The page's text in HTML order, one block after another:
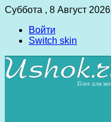
Суббота , 8 Август 2026
Войти
Switch skin